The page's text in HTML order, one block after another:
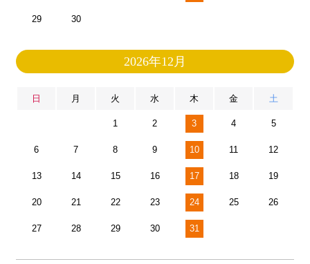
29 30
2026年12月
日 月 火 水 木 金 土
1 2 3 4 5
6 7 8 9 10 11 12
13 14 15 16 17 18 19
20 21 22 23 24 25 26
27 28 29 30 31